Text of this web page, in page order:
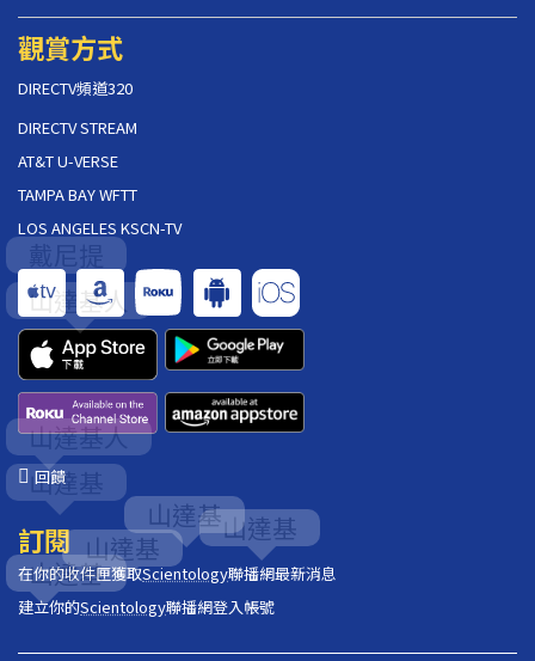
觀賞方式
DIRECTV頻道320
DIRECTV STREAM
AT&T U-VERSE
TAMPA BAY WFTT
LOS ANGELES KSCN-TV
回饋
訂閱
在你的收件匣獲取Scientology聯播網最新消息
建立你的Scientology聯播網登入帳號